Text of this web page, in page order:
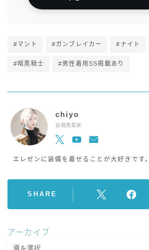
#マント #ガンブレイカー #ナイト
#暗黒騎士 #男性着用SS掲載あり
chiyo
装備蒐集家
エレゼンに装備を着せることが大好きです。
SHARE
アーカイブ